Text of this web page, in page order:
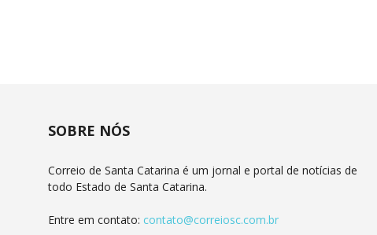
SOBRE NÓS
Correio de Santa Catarina é um jornal e portal de notícias de
todo Estado de Santa Catarina.
Entre em contato: contato@correiosc.com.br